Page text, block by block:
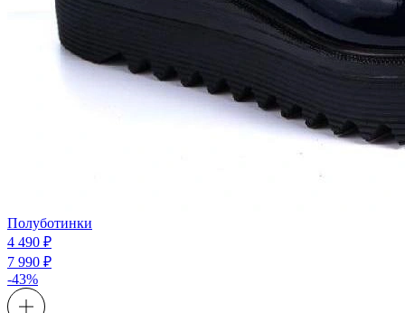
Полуботинки
4 490 ₽
7 990 ₽
-43%